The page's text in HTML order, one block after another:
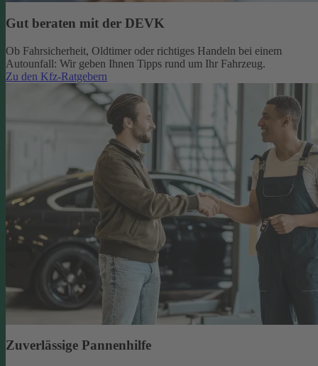
Gut beraten mit der DEVK
Ob Fahrsicherheit, Oldtimer oder richtiges Handeln bei einem
Autounfall: Wir geben Ihnen Tipps rund um Ihr Fahrzeug.
Zu den Kfz-Ratgebern
Zuverlässige Pannenhilfe